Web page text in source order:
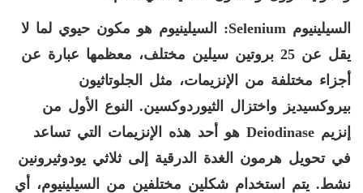
السيلينيوم Selenium: السيلينيوم هو مكون حيوي لما لا
يقل عن 25 بروتين سيلين مختلف، معظمها عبارة عن
أجزاء مختلفة من الإنزيمات، مثل الجلوتاثيون
بيروكسيديز واختزال الثيوردوكسين. النوع الأول من
إنزيم Deiodinase هو أحد هذه الإنزيمات التي تساعد
في تحويل هرمون الغدة الدرقية إلى ثلاثي يودوثيرونين
نشط. يتم استخدام شكلين مختلفين من السيلينيوم، أي